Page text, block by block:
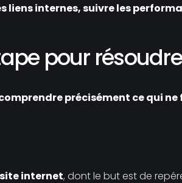
liens internes, suivre les
pour
précisément ce qui ne
internet, dont le but est de